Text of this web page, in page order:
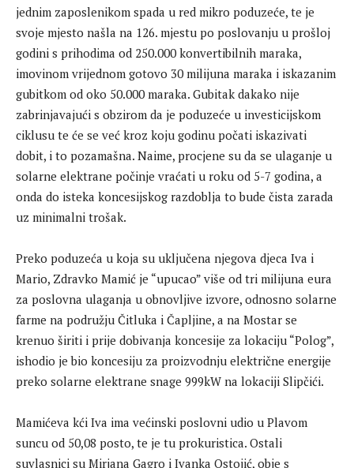
jednim zaposlenikom spada u red mikro poduzeće, te je
svoje mjesto našla na 126. mjestu po poslovanju u prošloj
godini s prihodima od 250.000 konvertibilnih maraka,
imovinom vrijednom gotovo 30 milijuna maraka i iskazanim
gubitkom od oko 50.000 maraka. Gubitak dakako nije
zabrinjavajući s obzirom da je poduzeće u investicijskom
ciklusu te će se već kroz koju godinu počati iskazivati
dobit, i to pozamašna. Naime, procjene su da se ulaganje u
solarne elektrane počinje vraćati u roku od 5-7 godina, a
onda do isteka koncesijskog razdoblja to bude čista zarada
uz minimalni trošak.
Preko poduzeća u koja su uključena njegova djeca Iva i
Mario, Zdravko Mamić je “upucao” više od tri milijuna eura
za poslovna ulaganja u obnovljive izvore, odnosno solarne
farme na podružju Čitluka i Čapljine, a na Mostar se
krenuo širiti i prije dobivanja koncesije za lokaciju “Polog”,
ishodio je bio koncesiju za proizvodnju električne energije
preko solarne elektrane snage 999kW na lokaciji Slipčići.
Mamićeva kći Iva ima većinski poslovni udio u Plavom
suncu od 50,08 posto, te je tu prokuristica. Ostali
suvlasnici su Mirjana Gagro i Ivanka Ostojić, obje s